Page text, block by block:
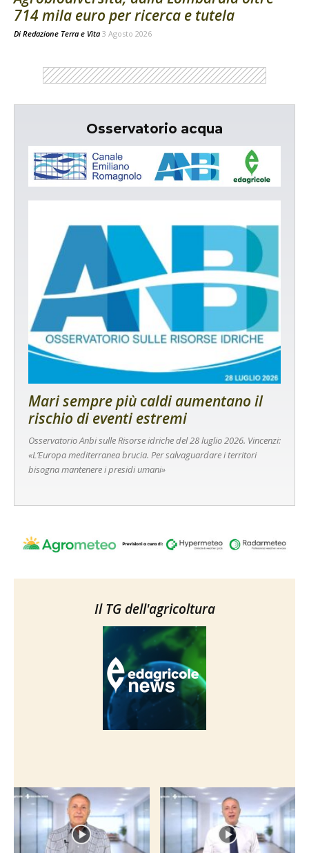
714 mila euro per ricerca e tutela
Di Redazione Terra e Vita 3 Agosto 2026
Osservatorio acqua
Mari sempre più caldi aumentano il
rischio di eventi estremi
Osservatorio Anbi sulle Risorse idriche del 28 luglio 2026. Vincenzi:
«L’Europa mediterranea brucia. Per salvaguardare i territori
bisogna mantenere i presidi umani»
Il TG dell'agricoltura